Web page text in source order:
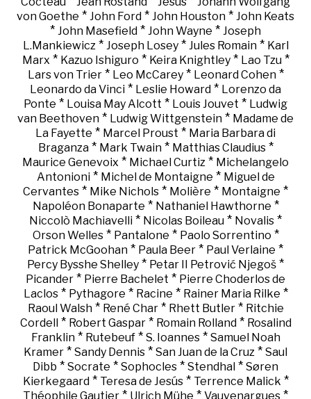
von Goethe * John Ford * John Houston * John Keats
* John Masefield * John Wayne * Joseph
L.Mankiewicz* Joseph Losey* Jules Romain* Karl
Marx * Kazuo Ishiguro * Keira Knightley* Lao Tzu*
Lars von Trier* Leo McCarey* Leonard Cohen*
Leonardo da Vinci * Leslie Howard * Lorenzo da
Ponte * Louisa May Alcott * Louis Jouvet * Ludwig
van Beethoven * Ludwig Wittgenstein * Madame de
La Fayette * Marcel Proust * Maria Barbara di
Braganza* Mark Twain* Matthias Claudius*
Maurice Genevoix * Michael Curtiz * Michelangelo
Antonioni* Michel de Montaigne * Miguel de
Cervantes * Mike Nichols * Molière * Montaigne *
Napoléon Bonaparte * Nathaniel Hawthorne *
Niccolò Machiavelli * Nicolas Boileau * Novalis *
Orson Welles* Pantalone * Paolo Sorrentino *
Patrick McGoohan * Paula Beer * Paul Verlaine *
Percy Bysshe Shelley * Petar II Petrović Njegoš *
Picander * Pierre Bachelet * Pierre Choderlos de
Laclos* Pythagore * Racine * Rainer Maria Rilke *
Raoul Walsh* René Char* Rhett Butler* Ritchie
Cordell * Robert Gaspar* Romain Rolland* Rosalind
Franklin* Rutebeuf* S. Ioannes* Samuel Noah
Kramer * Sandy Dennis * San Juan de la Cruz * Saul
Dibb * Socrate * Sophocles * Stendhal * Søren
Kierkegaard* Teresa de Jesús* Terrence Malick *
Théophile Gautier * Ulrich Mühe * Vauvenargues *